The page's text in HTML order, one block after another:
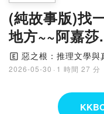
(純故事版)找
地方~~阿嘉
《捕鼠器》背
🄴 惡之根：推理文學與
2026-05-30 · 1 時間 27 分